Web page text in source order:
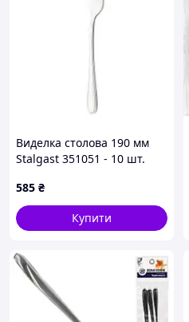
Виделка столова 190 мм
Stalgast 351051 - 10 шт.
585 ₴
Купити